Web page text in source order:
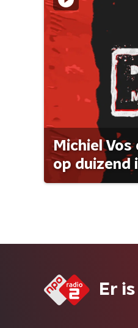
Michiel Vos
op duizend
Er